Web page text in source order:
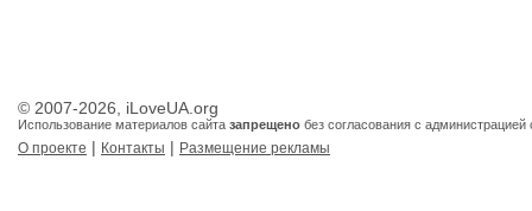
© 2007-2026, iLoveUA.org
Использование материалов сайта запрещено без согласования с администрацией
О проекте | Контакты | Размещение рекламы